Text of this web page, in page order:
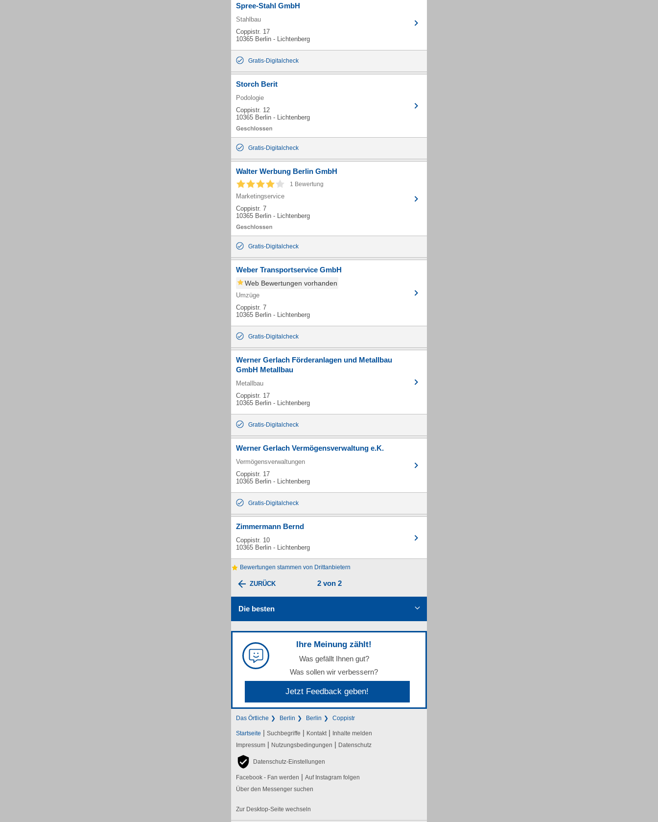
Spree-Stahl GmbH
Stahlbau
Coppistr. 17
10365 Berlin - Lichtenberg
Gratis-Digitalcheck
Storch Berit
Podologie
Coppistr. 12
10365 Berlin - Lichtenberg
Gratis-Digitalcheck
Walter Werbung Berlin GmbH
1 Bewertung
Marketingservice
Coppistr. 7
10365 Berlin - Lichtenberg
Gratis-Digitalcheck
Weber Transportservice GmbH
Web Bewertungen vorhanden
Umzüge
Coppistr. 7
10365 Berlin - Lichtenberg
Gratis-Digitalcheck
Werner Gerlach Förderanlagen und Metallbau
GmbH Metallbau
Metallbau
Coppistr. 17
10365 Berlin - Lichtenberg
Gratis-Digitalcheck
Werner Gerlach Vermögensverwaltung e.K.
Vermögensverwaltungen
Coppistr. 17
10365 Berlin - Lichtenberg
Gratis-Digitalcheck
Zimmermann Bernd
Coppistr. 10
10365 Berlin - Lichtenberg
Bewertungen stammen von Drittanbietern
ZURÜCK 2 von 2
Die besten
Ihre Meinung zählt!
Was gefällt Ihnen gut?
Was sollen wir verbessern?
Jetzt Feedback geben!
Das Örtliche Berlin Berlin Coppistr
Startseite | Suchbegriffe | Kontakt | Inhalte melden
Impressum | Nutzungsbedingungen | Datenschutz
Datenschutz-Einstellungen
Facebook - Fan werden | Auf Instagram folgen
Über den Messenger suchen
Zur Desktop-Seite wechseln